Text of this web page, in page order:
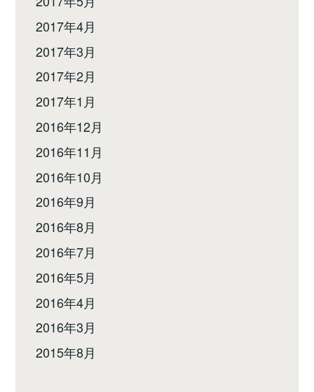
2017年4月
2017年3月
2017年2月
2017年1月
2016年12月
2016年11月
2016年10月
2016年9月
2016年8月
2016年7月
2016年5月
2016年4月
2016年3月
2015年8月